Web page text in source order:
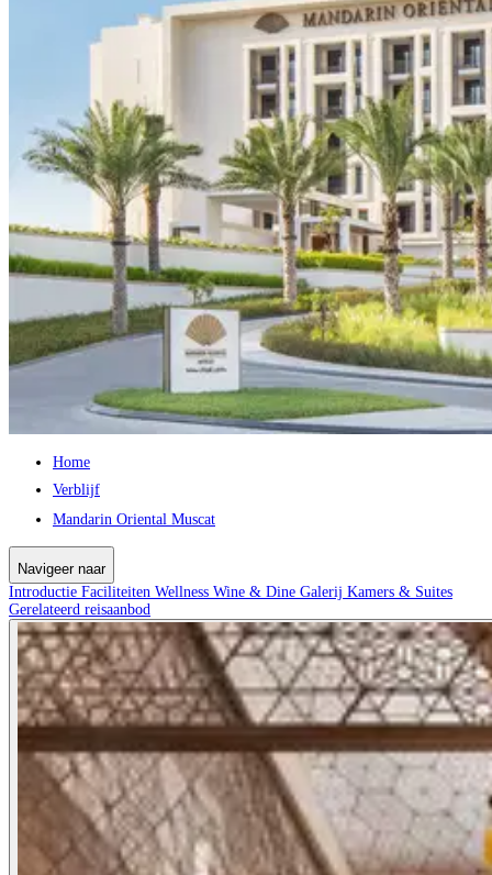
Home
Verblijf
Mandarin Oriental Muscat
Navigeer naar
Introductie Faciliteiten Wellness Wine & Dine Galerij Kamers & Suites
Gerelateerd reisaanbod